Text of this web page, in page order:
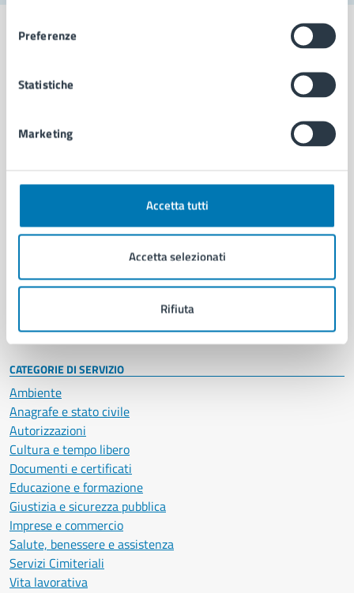
Preferenze
Statistiche
Marketing
Accetta tutti
Accetta selezionati
Rifiuta
Comune di Napoli
AMMINISTRAZIONE
Organi di governo
Enti e fondazioni
Personale amministrativo
Intranet, posta aziendale e protocollo
CATEGORIE DI SERVIZIO
Ambiente
Anagrafe e stato civile
Autorizzazioni
Cultura e tempo libero
Documenti e certificati
Educazione e formazione
Giustizia e sicurezza pubblica
Imprese e commercio
Salute, benessere e assistenza
Servizi Cimiteriali
Vita lavorativa